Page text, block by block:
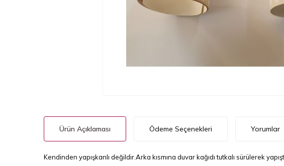
Ürün Açıklaması Ödeme Seçenekleri Yorumlar
Kendinden yapışkanlı değildir.Arka kısmına duvar kağıdı tutkalı sürülerek